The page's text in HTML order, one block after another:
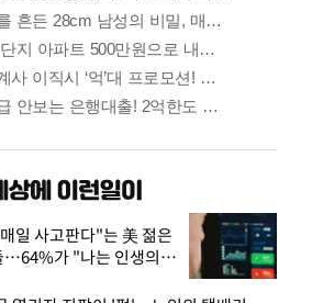
일 사고판다"는 美 젊은
…64%가 "나는 인생의